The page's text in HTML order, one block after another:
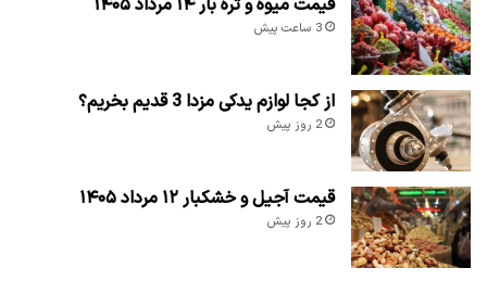
قیمت میوه و تره بار ۱۴ مرداد ۱۴۰۵
3 ساعت پیش
از کجا لوازم یدکی مزدا 3 قدیم بخریم؟
2 روز پیش
قیمت آجیل و خشکبار ۱۲ مرداد ۱۴۰۵
2 روز پیش